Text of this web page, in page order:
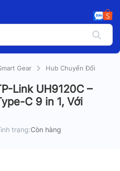
Gear Hub Chuyển Đổi
Link UH9120C –
C 9 in 1, Với
trạng:Còn hàng